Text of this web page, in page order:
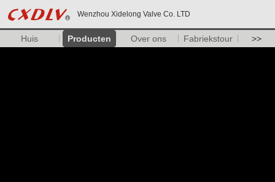
Wenzhou Xidelong Valve Co. LTD
Huis Producten Over ons Fabriekstour >>